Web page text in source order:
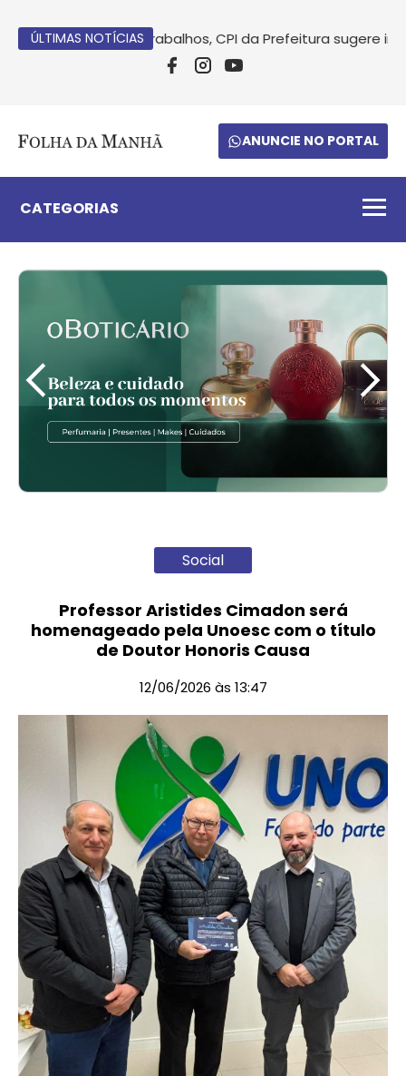
ÚLTIMAS NOTÍCIAS
conclusão dos trabalhos, CPI da Prefeitura sugere
ANUNCIE NO PORTAL
CATEGORIAS
Social
Professor Aristides Cimadon será
homenageado pela Unoesc com o título
de Doutor Honoris Causa
12/06/2026 às 13:47